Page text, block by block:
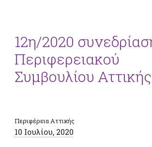
12η/2020
Περιφερειακού
Συμβουλίου Αττικής
Περιφέρεια Αττικής
10 Ιουλίου, 2020